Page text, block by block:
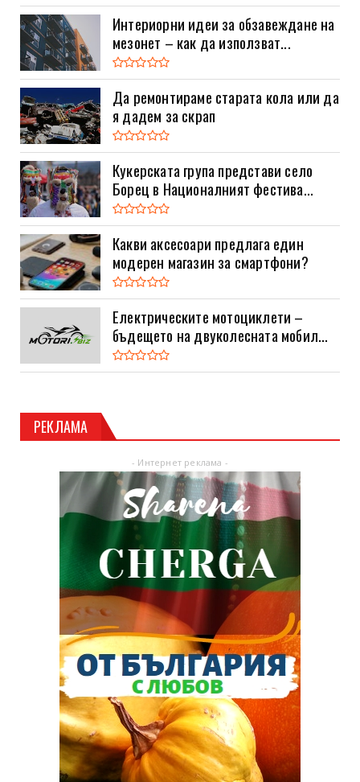
Интериорни идеи за обзавеждане на
мезонет – как да използват...
Да ремонтираме старата кола или да
я дадем за скрап
Кукерската група представи село
Борец в Националният фестива...
Какви аксесоари предлага един
модерен магазин за смартфони?
Електрическите мотоциклети –
бъдещето на двуколесната мобил...
РЕКЛАМА
- Интернет реклама -